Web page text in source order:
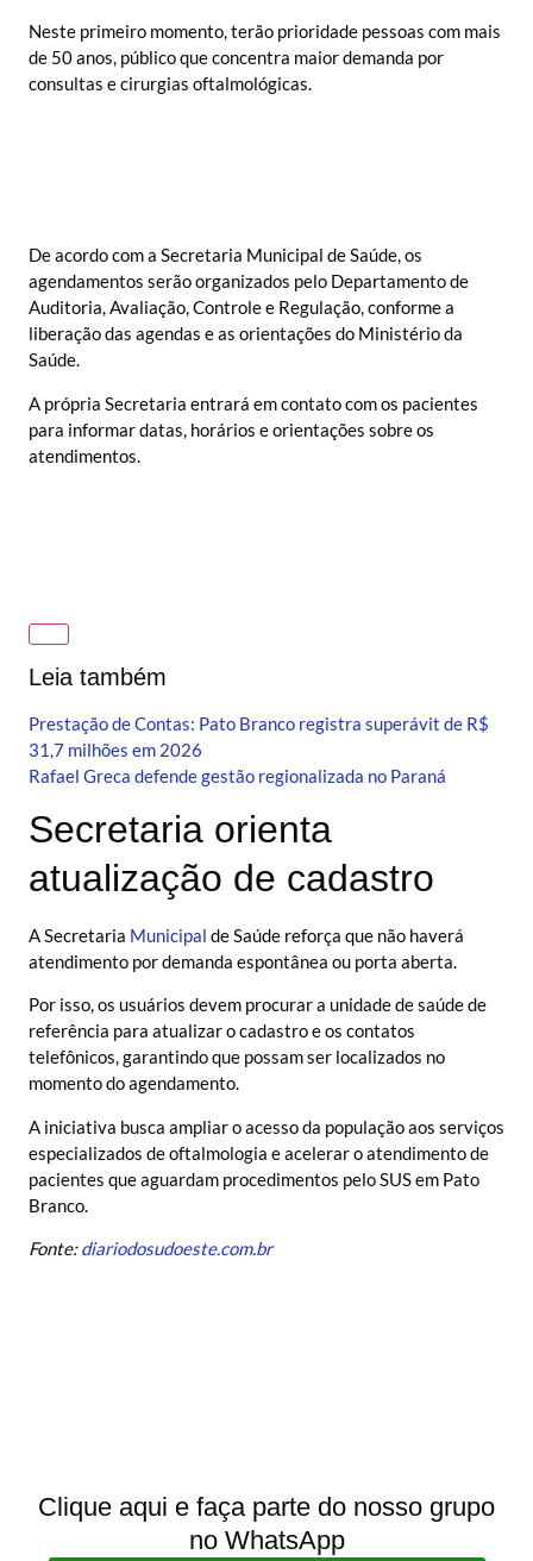
Neste primeiro momento, terão prioridade pessoas com mais
de 50 anos, público que concentra maior demanda por
consultas e cirurgias oftalmológicas.
De acordo com a Secretaria Municipal de Saúde, os
agendamentos serão organizados pelo Departamento de
Auditoria, Avaliação, Controle e Regulação, conforme a
liberação das agendas e as orientações do Ministério da
Saúde.
A própria Secretaria entrará em contato com os pacientes
para informar datas, horários e orientações sobre os
atendimentos.
Leia também
Prestação de Contas: Pato Branco registra superávit de R$
31,7 milhões em 2026
Rafael Greca defende gestão regionalizada no Paraná
Secretaria orienta
atualização de cadastro
A Secretaria Municipal de Saúde reforça que não haverá
atendimento por demanda espontânea ou porta aberta.
Por isso, os usuários devem procurar a unidade de saúde de
referência para atualizar o cadastro e os contatos
telefônicos, garantindo que possam ser localizados no
momento do agendamento.
A iniciativa busca ampliar o acesso da população aos serviços
especializados de oftalmologia e acelerar o atendimento de
pacientes que aguardam procedimentos pelo SUS em Pato
Branco.
Fonte:diariodosudoeste.com.br
Clique aqui e faça parte do nosso grupo
no WhatsApp